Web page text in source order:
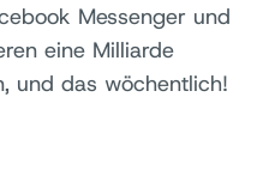
Messenger und
eine Milliarde
und das wöchentlich!